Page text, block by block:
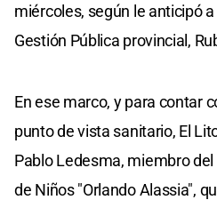
miércoles, según le anticipó
Gestión Pública provincial,
En ese marco, y para contar
punto de vista sanitario, El
Pablo Ledesma, miembro
de Niños "Orlando Alassia",